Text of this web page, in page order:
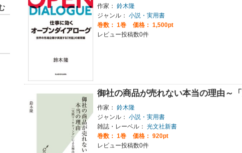
作家： 鈴木隆
ジャンル： 小説・実用書
巻数： 1巻
価格： 1,500pt
レビュー投稿数0件
御社の商品が売れない本当の理由～
作家： 鈴木隆
ジャンル： 小説・実用書
雑誌・レーベル： 光文社新書
巻数： 1巻
価格： 920pt
レビュー投稿数0件